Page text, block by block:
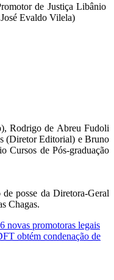
Rodrigo de Abreu Fudoli
(Diretor Editorial) e Bruno
Cursos de Pós-graduação
posse da Diretora-Geral
Chagas.
novas promotoras legais
obtém condenação de